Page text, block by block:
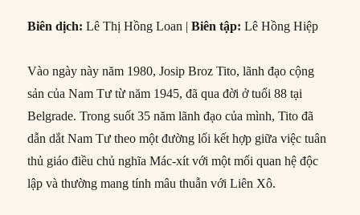
Biên dịch: Lê Thị Hồng Loan |Biên tập:Lê Hồng Hiệp
Vào ngày này năm 1980, Josip Broz Tito, lãnh đạo cộng
sản của Nam Tư từ năm 1945, đã qua đời ở tuổi 88 tại
Belgrade. Trong suốt 35 năm lãnh đạo của mình, Tito đã
dẫn dắt Nam Tư theo một đường lối kết hợp giữa việc tuân
thủ giáo điều chủ nghĩa Mác-xít với một mối quan hệ độc
lập và thường mang tính mâu thuẫn với Liên Xô.